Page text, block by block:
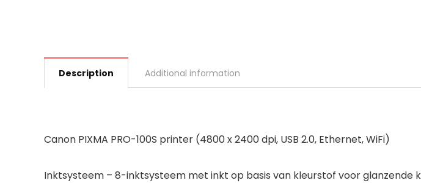
Description Additional information
Canon PIXMA PRO-100S printer (4800 x 2400 dpi, USB 2.0, Ethernet, WiFi)
Inktsysteem – 8-inktsysteem met inkt op basis van kleurstof voor glanzende